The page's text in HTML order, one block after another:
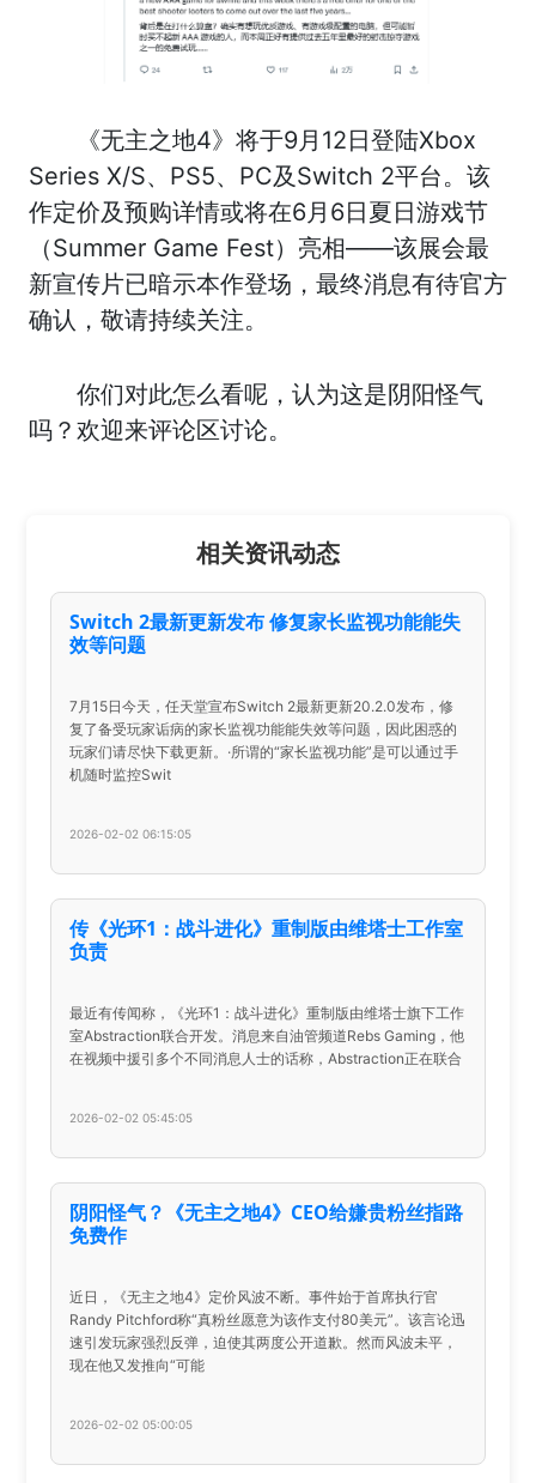
《无主之地4》将于9月12日登陆Xbox
Series X/S、PS5、PC及Switch 2平台。该
作定价及预购详情或将在6月6日夏日游戏节
（Summer Game Fest）亮相——该展会最
新宣传片已暗示本作登场，最终消息有待官方
确认，敬请持续关注。
你们对此怎么看呢，认为这是阴阳怪气
吗？欢迎来评论区讨论。
相关资讯动态
Switch 2最新更新发布 修复家长监视功能能失
效等问题
7月15日今天，任天堂宣布Switch 2最新更新20.2.0发布，修
复了备受玩家诟病的家长监视功能能失效等问题，因此困惑的
玩家们请尽快下载更新。·所谓的“家长监视功能”是可以通过手
机随时监控Swit
2026-02-02 06:15:05
传《光环1：战斗进化》重制版由维塔士工作室
负责
最近有传闻称，《光环1：战斗进化》重制版由维塔士旗下工作
室Abstraction联合开发。消息来自油管频道Rebs Gaming，他
在视频中援引多个不同消息人士的话称，Abstraction正在联合
2026-02-02 05:45:05
阴阳怪气？《无主之地4》CEO给嫌贵粉丝指路
免费作
近日，《无主之地4》定价风波不断。事件始于首席执行官
Randy Pitchford称“真粉丝愿意为该作支付80美元”。该言论迅
速引发玩家强烈反弹，迫使其两度公开道歉。然而风波未平，
现在他又发推向“可能
2026-02-02 05:00:05